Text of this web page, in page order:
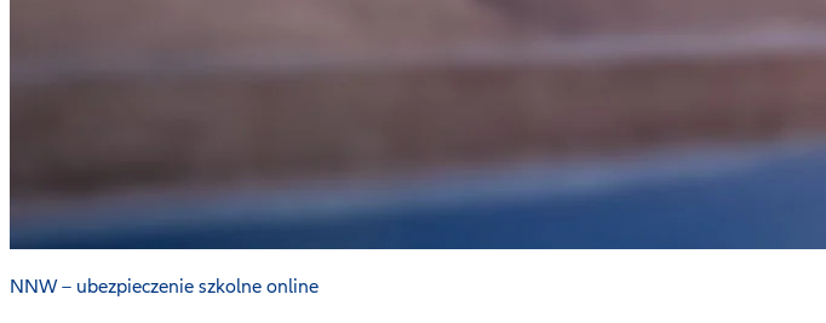
NNW – ubezpieczenie szkolne online